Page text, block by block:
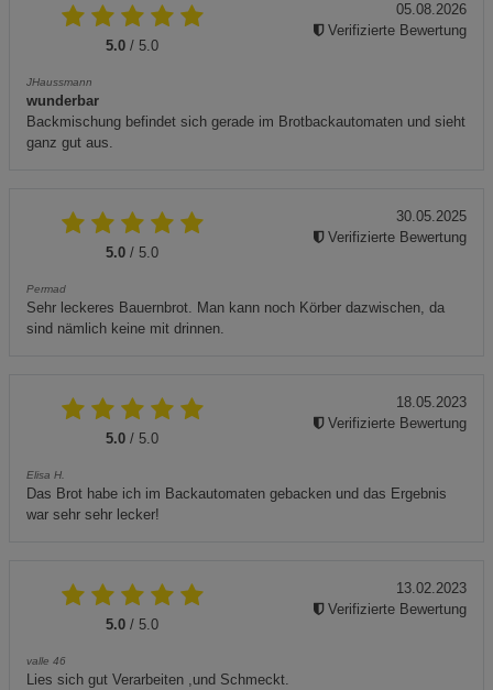
5.0 / 5.0
JHaussmann
wunderbar
Backmischung befindet sich gerade im Brotbackautomaten und sieht
ganz gut aus.
05.08.2026
Verifizierte Bewertung
5.0 / 5.0
Permad
Sehr leckeres Bauernbrot. Man kann noch Körber dazwischen, da
sind nämlich keine mit drinnen.
30.05.2025
Verifizierte Bewertung
5.0 / 5.0
Elisa H.
Das Brot habe ich im Backautomaten gebacken und das Ergebnis
war sehr sehr lecker!
18.05.2023
Verifizierte Bewertung
5.0 / 5.0
valle 46
Lies sich gut Verarbeiten ,und Schmeckt.
13.02.2023
Verifizierte Bewertung